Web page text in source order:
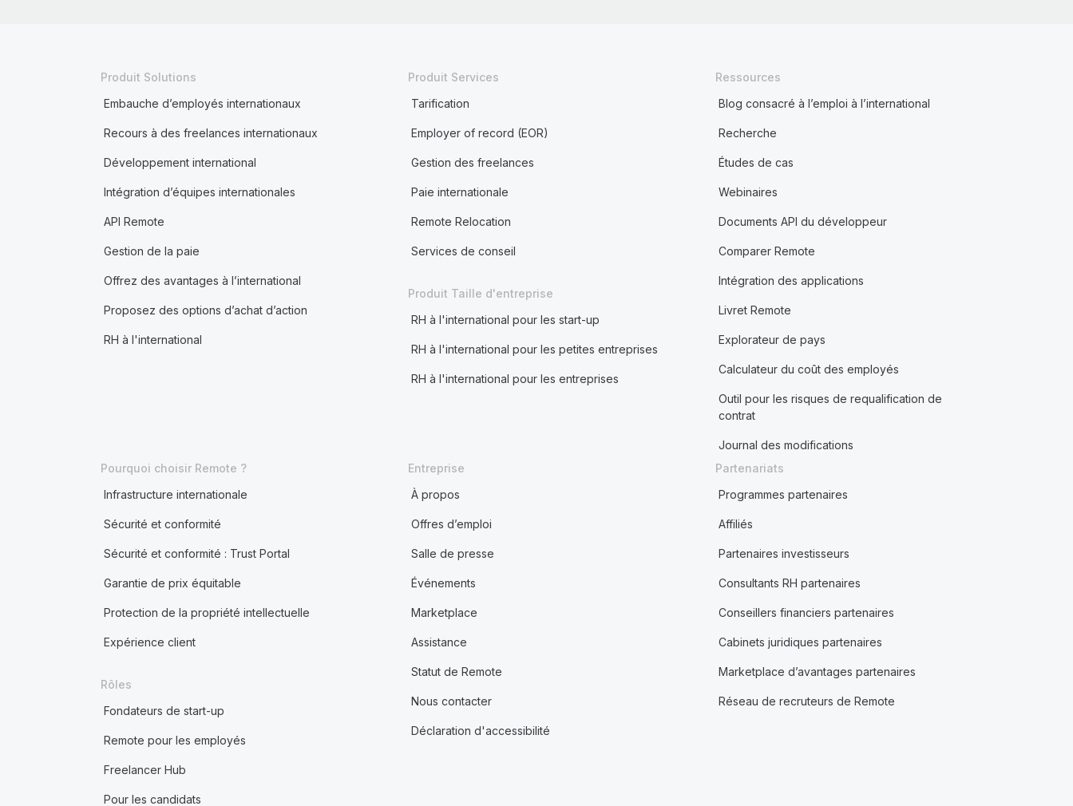
Produit Solutions
Embauche d’employés internationaux
Recours à des freelances internationaux
Développement international
Intégration d’équipes internationales
API Remote
Gestion de la paie
Offrez des avantages à l’international
Proposez des options d’achat d’action
RH à l'international
Produit Services
Tarification
Employer of record (EOR)
Gestion des freelances
Paie internationale
Remote Relocation
Services de conseil
Produit Taille d'entreprise
RH à l'international pour les start-up
RH à l'international pour les petites entreprises
RH à l'international pour les entreprises
Ressources
Blog consacré à l’emploi à l’international
Recherche
Études de cas
Webinaires
Documents API du développeur
Comparer Remote
Intégration des applications
Livret Remote
Explorateur de pays
Calculateur du coût des employés
Outil pour les risques de requalification de
contrat
Journal des modifications
Pourquoi choisir Remote ?
Infrastructure internationale
Sécurité et conformité
Sécurité et conformité : Trust Portal
Garantie de prix équitable
Protection de la propriété intellectuelle
Expérience client
Rôles
Fondateurs de start-up
Remote pour les employés
Freelancer Hub
Pour les candidats
Entreprise
À propos
Offres d’emploi
Salle de presse
Événements
Marketplace
Assistance
Statut de Remote
Nous contacter
Déclaration d'accessibilité
Partenariats
Programmes partenaires
Affiliés
Partenaires investisseurs
Consultants RH partenaires
Conseillers financiers partenaires
Cabinets juridiques partenaires
Marketplace d’avantages partenaires
Réseau de recruteurs de Remote